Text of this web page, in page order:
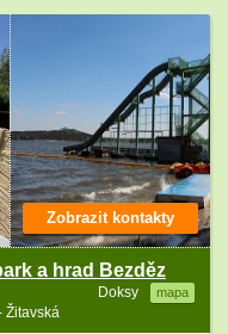
a hrad Bezděz
Doksy mapa
Žitavská
Zobrazit kontakty